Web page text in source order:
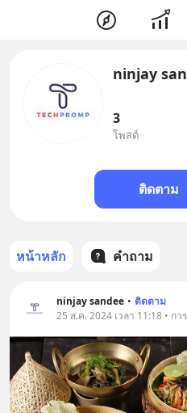
ninjay
3
โพสต์
ติดตาม
หน้าหลัก คำถาม
ninjay sandee • ติดตาม
25 ส.ค. 2024 เวลา 11:18 • กา